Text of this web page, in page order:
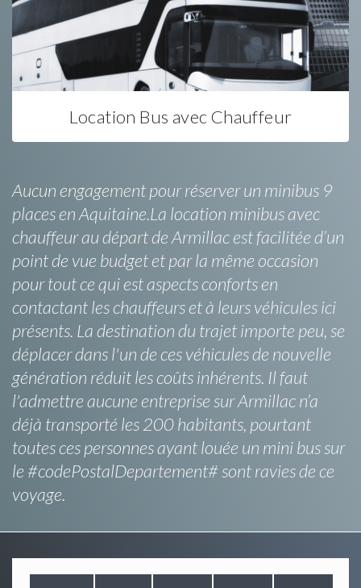
Location Bus avec Chauffeur
Aucun engagement pour réserver un minibus 9
places en Aquitaine.La location minibus avec
chauffeur au départ de Armillac est facilitée d’un
point de vue budget et par la même occasion
pour tout ce qui est aspects conforts en
contactant les chauffeurs et à leurs véhicules ici
présents. La destination du trajet importe peu, se
déplacer dans l'un de ces véhicules de nouvelle
génération réduit les coûts inhérents. Il faut
l'admettre aucune entreprise sur Armillac n’a
déjà transporté les 200 habitants, pourtant
toutes ces personnes ayant louée un mini bus sur
le #codePostalDepartement# sont ravies de ce
voyage.